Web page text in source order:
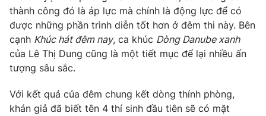
Ðiện thoại Thời báo VTV:
024.66 897 897
Email: toasoan@vtv.vn
Liên hệ quảng cáo:024-7300.7108
thành công đó là áp lực mà chính là động lực để có
được những phần trình diễn tốt hơn ở đêm thi này. Bên
cạnh Khúc hát đêm nay, ca khúc Dòng Danube xanh
của Lê Thị Dung cũng là một tiết mục để lại nhiều ấn
tượng sâu sắc.
Với kết quả của đêm chung kết dòng thính phòng,
khán giả đã biết tên 4 thí sinh đầu tiên sẽ có mặt